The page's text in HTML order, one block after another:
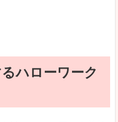
ハローワーク